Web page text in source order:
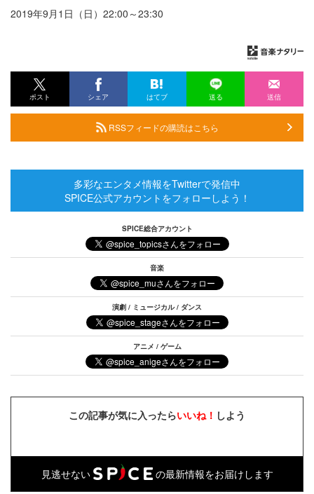
2019年9月1日（日）22:00～23:30
ポスト シェア はてブ 送る 送信
RSSフィードの購読はこちら
多彩なエンタメ情報をTwitterで発信中
SPICE公式アカウントをフォローしよう！
SPICE総合アカウント
音楽
演劇 / ミュージカル / ダンス
アニメ / ゲーム
この記事が気に入ったらいいね！ しよう
見逃せない の最新情報をお届けします